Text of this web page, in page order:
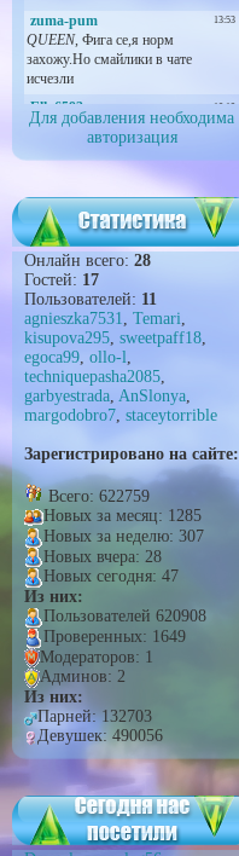
Для добавления необходима
авторизация
Онлайн всего: 28
Гостей: 17
Пользователей: 11
agnieszka7531, Temari,
kisupova295, sweetpaff18,
egoca99, ollo-l,
techniquepasha2085,
garbyestrada, AnSlonya,
margodobro7, staceytorrible
Зарегистрировано на сайте:
Всего: 622759
Новых за месяц: 1285
Новых за неделю: 307
Новых вчера: 28
Новых сегодня: 47
Из них:
Пользователей 620908
Проверенных: 1649
Модераторов: 1
Админов: 2
Из них:
Парней: 132703
Девушек: 490056